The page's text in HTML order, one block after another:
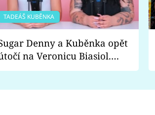
TADEÁŠ KUBĚNKA
Denny a Kuběnka opět
na Veronicu Biasiol.
je podle nich falešná a